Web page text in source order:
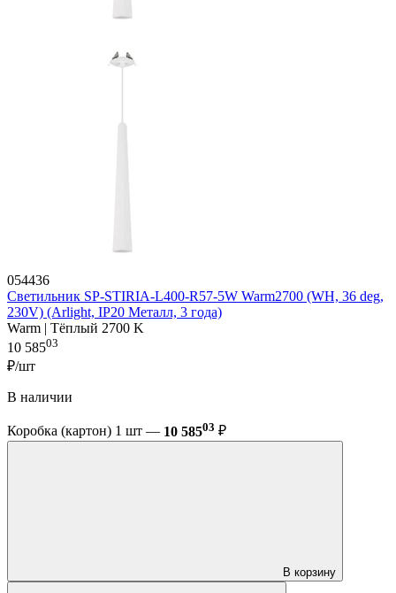
054436
Светильник SP-STIRIA-L400-R57-5W Warm2700 (WH, 36 deg,
230V) (Arlight, IP20 Металл, 3 года)
Warm | Тёплый 2700 K
10 58503
₽/шт
В наличии
Коробка (картон) 1 шт — 10 58503 ₽
В корзину